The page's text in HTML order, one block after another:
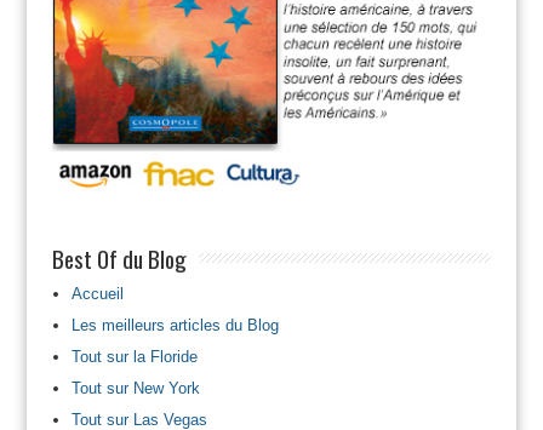
Best Of du Blog
Accueil
Les meilleurs articles du Blog
Tout sur la Floride
Tout sur New York
Tout sur Las Vegas